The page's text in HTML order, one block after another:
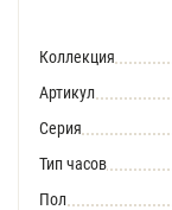
Коллекция
Артикул
Серия
Тип часов
Пол